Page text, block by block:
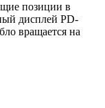
позиции в
дисплей PD-
вращается на